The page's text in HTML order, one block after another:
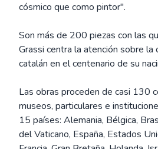
cósmico que como pintor".
Son más de 200 piezas con las
Grassi centra la atención sobre la
catalán en el centenario de su
Las obras proceden de casi 130
museos, particulares e
15 países: Alemania, Bélgica,
del Vaticano, España, Estados